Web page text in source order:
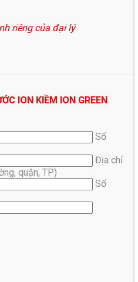
riêng của đại lý
ION KIỀM ION GREEN
Số
Địa chỉ
quận, TP)
Số